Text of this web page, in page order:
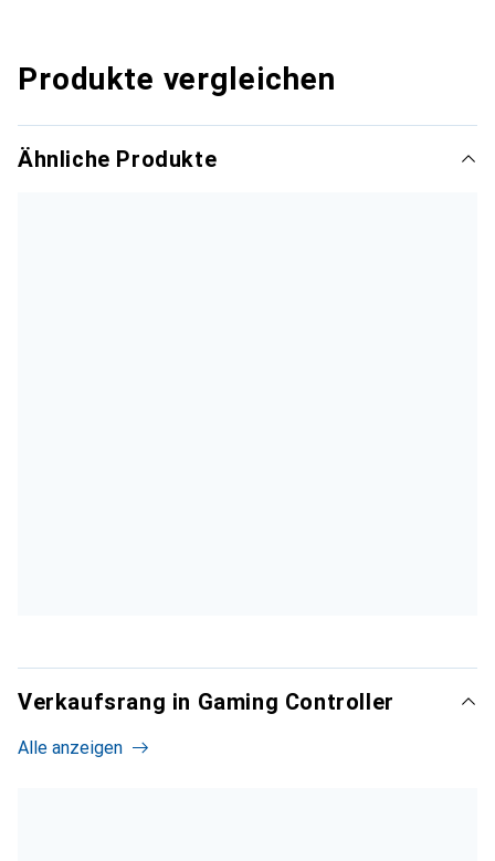
Produkte vergleichen
Ähnliche Produkte
Verkaufsrang in Gaming Controller
Alle anzeigen